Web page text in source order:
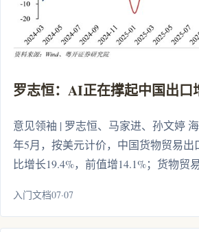
罗志恒：AI正在撑起中国出口
意见领袖 | 罗志恒、马家进、孙文婷
年5月，按美元计价，中国货物贸易出
比增长19.4%，前值增14.1%；货物贸
入门文档07·07